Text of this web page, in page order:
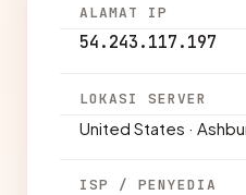
ALAMAT IP
54.243.117.197
LOKASI SERVER
United States ·
ISP / PENYEDIA